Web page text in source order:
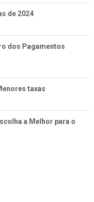
de 2024
dos Pagamentos
taxas
a Melhor para o